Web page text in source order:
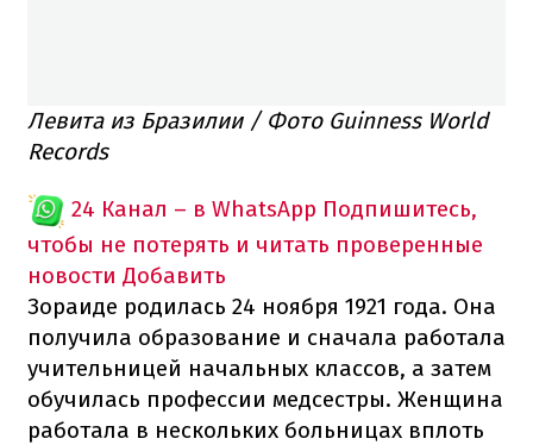
Левита из Бразилии / Фото Guinness World
Records
24 Канал – в WhatsApp Подпишитесь,
чтобы не потерять и читать проверенные
новости Добавить
Зораиде родилась 24 ноября 1921 года. Она
получила образование и сначала работала
учительницей начальных классов, а затем
обучилась профессии медсестры. Женщина
работала в нескольких больницах вплоть